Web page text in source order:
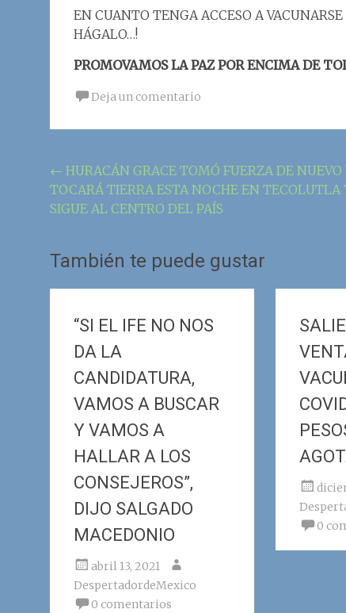
EN CUANTO TENGA ACCESO A
HÁGALO…!
PROMOVAMOS LA PAZ POR ENCIMA DE
Deja un comentario
Navegación
de
entrada
← HURACÁN GRACE TOMÓ FUERZA DE NUEVO
TOCARÁ TIERRA ESTA NOCHE EN TECOLUTLA
SIGUE AL CENTRO DEL PAÍS
También te puede gustar
“SI EL IFE NO NOS
DA LA
CANDIDATURA,
VAMOS A BUSCAR
Y VAMOS A
HALLAR A LOS
CONSEJEROS”,
DIJO SALGADO
MACEDONIO
abril 13, 2021
DespertadordeMexico
0 comentarios
0